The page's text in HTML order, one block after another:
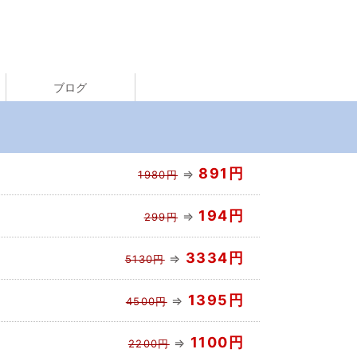
ブログ
1980円⇒ 891円
299円⇒ 194円
5130円⇒ 3334円
4500円⇒ 1395円
2200円⇒ 1100円